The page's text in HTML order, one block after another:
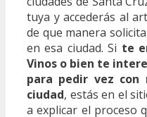
tuya y accederás al
de que manera
en esa ciudad. Si te
Vinos o bien te
para pedir vez con
ciudad, estás en el
a explicar el proceso